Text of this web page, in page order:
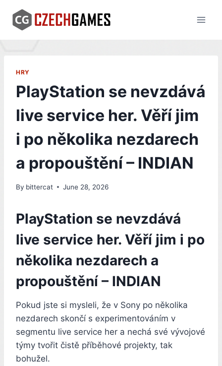
content
HRY
PlayStation se nevzdává
live service her. Věří jim
i po několika nezdarech
a propouštění – INDIAN
By bittercat June 28, 2026
PlayStation se nevzdává
live service her. Věří jim i po
několika nezdarech a
propouštění – INDIAN
Pokud jste si mysleli, že v Sony po několika
nezdarech skončí s experimentováním v
segmentu live service her a nechá své vývojové
týmy tvořit čistě příběhové projekty, tak
bohužel.